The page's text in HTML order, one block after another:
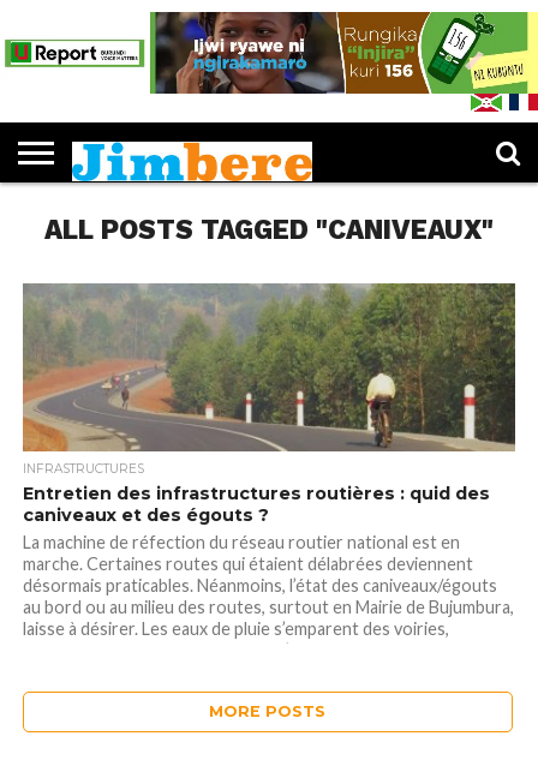
PUBLICATIONS
DOSSIERS
MUKENYEZI
RY’ABANA
JIMBERE
ALL POSTS TAGGED "CANIVEAUX"
INFRASTRUCTURES
Entretien des infrastructures routières : quid des
caniveaux et des égouts ?
La machine de réfection du réseau routier national est en
marche. Certaines routes qui étaient délabrées deviennent
désormais praticables. Néanmoins, l’état des caniveaux/égouts
au bord ou au milieu des routes, surtout en Mairie de Bujumbura,
laisse à désirer. Les eaux de pluie s’emparent des voiries,
bloquant la circulation. Toutefois, l’Agence...
MORE POSTS